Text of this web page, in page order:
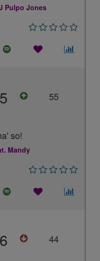
Pulpo Jones
55
so!
Mandy
44